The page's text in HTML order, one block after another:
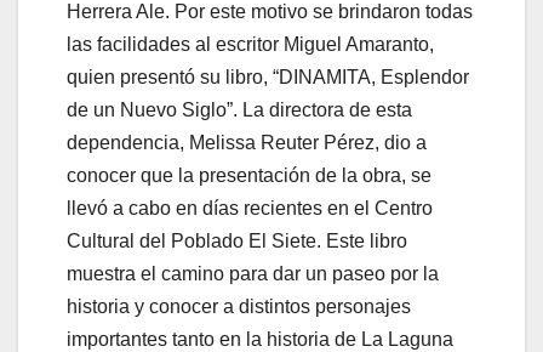
Herrera Ale. Por este motivo se brindaron todas
las facilidades al escritor Miguel Amaranto,
quien presentó su libro, “DINAMITA, Esplendor
de un Nuevo Siglo”. La directora de esta
dependencia, Melissa Reuter Pérez, dio a
conocer que la presentación de la obra, se
llevó a cabo en días recientes en el Centro
Cultural del Poblado El Siete. Este libro
muestra el camino para dar un paseo por la
historia y conocer a distintos personajes
importantes tanto en la historia de La Laguna